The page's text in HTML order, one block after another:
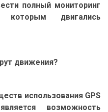
полный мониторинг
двигались
движения?
использования GPS
возможность